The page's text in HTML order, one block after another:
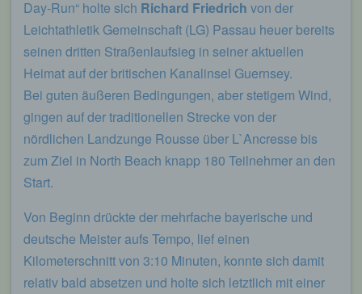
Day-Run“ holte sich Richard Friedrich von der
Leichtathletik Gemeinschaft (LG) Passau heuer bereits
seinen dritten Straßenlaufsieg in seiner aktuellen
Heimat auf der britischen Kanalinsel Guernsey.
Bei guten äußeren Bedingungen, aber stetigem Wind,
gingen auf der traditionellen Strecke von der
nördlichen Landzunge Rousse über L`Ancresse bis
zum Ziel in North Beach knapp 180 Teilnehmer an den
Start.
Von Beginn drückte der mehrfache bayerische und
deutsche Meister aufs Tempo, lief einen
Kilometerschnitt von 3:10 Minuten, konnte sich damit
relativ bald absetzen und holte sich letztlich mit einer
94032 Passau
Deutschland
Cookies / SessionStorage / LocalStorage
Die Internetseiten verwenden teilweise so
genannte Cookies, LocalStorage und
SessionStorage. Dies dient dazu, unser Angebot
eine Technologie, mit welcher ihr Browser Daten
auf Ihrem Computer oder mobilen Gerät
abspeichert. Cookies sind Textdateien, welche
über einen Internetbrowser auf einem
Computersystem abgelegt und gespeichert